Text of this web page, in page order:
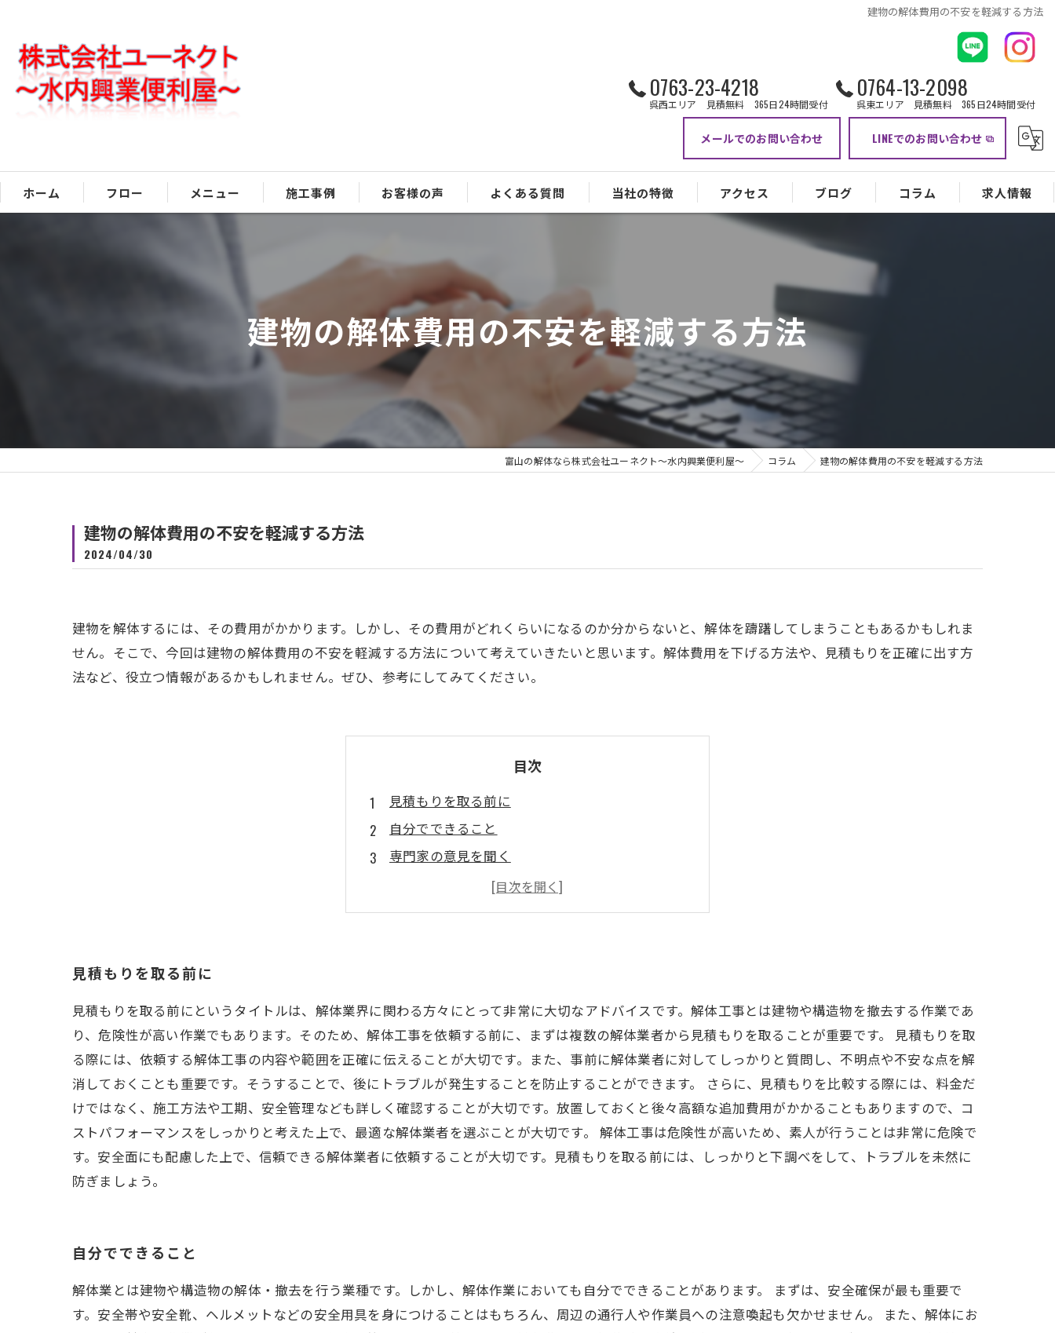
建物の解体費用の不安を軽減する方法
0763-23-4218
呉西エリア 見積無料 365日24時間受付
0764-13-2098
呉東エリア 見積無料 365日24時間受付
メールでのお問い合わせ LINEでのお問い合わせ
ホーム フロー メニュー 施工事例 お客様の声 よくある質問 当社の特徴
安い
相続
木造
アクセス ブログ コラム 求人情報
建物の解体費用の不安を軽減する方法
富山の解体なら株式会社ユーネクト～水内興業便利屋～ コラム 建物の解体費用の不安を軽減する方法
建物の解体費用の不安を軽減する方法
2024/04/30
建物を解体するには、その費用がかかります。しかし、その費用がどれくらいになるのか分からないと、解体を躊躇してしまうこともあるかもしれま
せん。そこで、今回は建物の解体費用の不安を軽減する方法について考えていきたいと思います。解体費用を下げる方法や、見積もりを正確に出す方
法など、役立つ情報があるかもしれません。ぜひ、参考にしてみてください。
目次
見積もりを取る前に
自分でできること
専門家の意見を聞く
リサイクルに注目
自治体の支援制度を利用する
見積もりを取る前に
見積もりを取る前にというタイトルは、解体業界に関わる方々にとって非常に大切なアドバイスです。解体工事とは建物や構造物を撤去する作業であ
り、危険性が高い作業でもあります。そのため、解体工事を依頼する前に、まずは複数の解体業者から見積もりを取ることが重要です。 見積もりを取
る際には、依頼する解体工事の内容や範囲を正確に伝えることが大切です。また、事前に解体業者に対してしっかりと質問し、不明点や不安な点を解
消しておくことも重要です。そうすることで、後にトラブルが発生することを防止することができます。 さらに、見積もりを比較する際には、料金だ
けではなく、施工方法や工期、安全管理なども詳しく確認することが大切です。放置しておくと後々高額な追加費用がかかることもありますので、コ
ストパフォーマンスをしっかりと考えた上で、最適な解体業者を選ぶことが大切です。 解体工事は危険性が高いため、素人が行うことは非常に危険で
す。安全面にも配慮した上で、信頼できる解体業者に依頼することが大切です。見積もりを取る前には、しっかりと下調べをして、トラブルを未然に
防ぎましょう。
自分でできること
解体業とは建物や構造物の解体・撤去を行う業種です。しかし、解体作業においても自分でできることがあります。 まずは、安全確保が最も重要で
す。安全帯や安全靴、ヘルメットなどの安全用具を身につけることはもちろん、周辺の通行人や作業員への注意喚起も欠かせません。 また、解体にお